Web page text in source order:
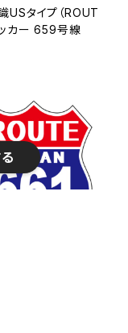
USタイプ（ROUT
ッカー 659号線